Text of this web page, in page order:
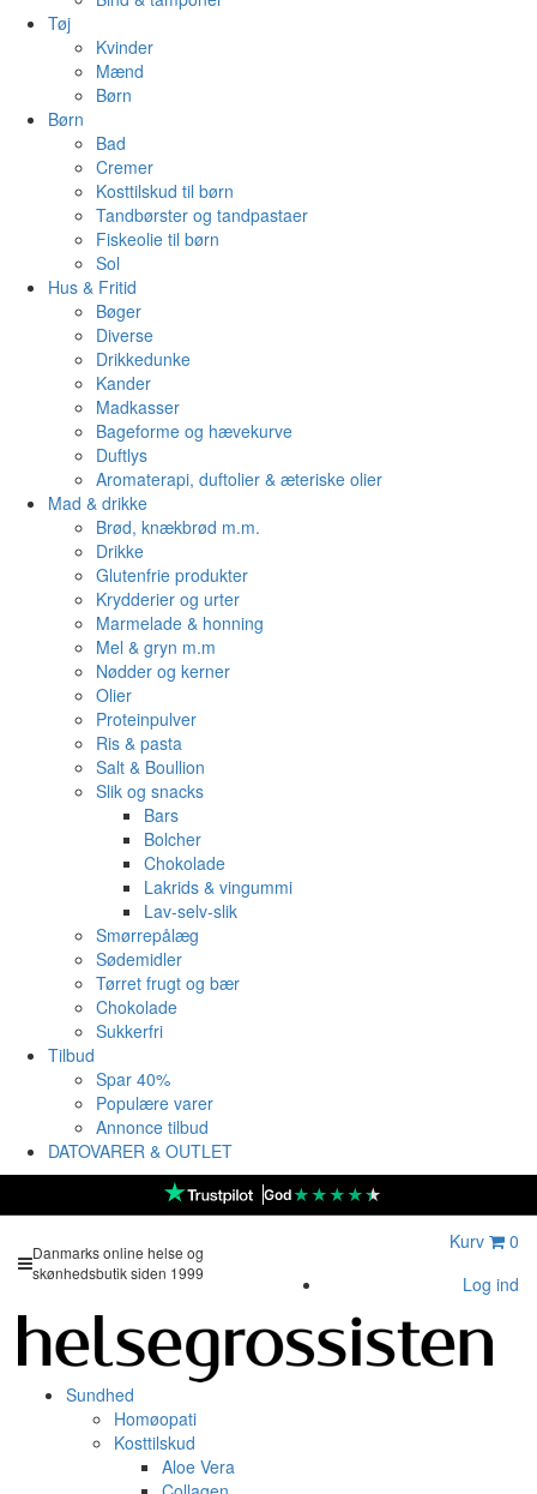
Tøj
Kvinder
Mænd
Børn
Børn
Bad
Cremer
Kosttilskud til børn
Tandbørster og tandpastaer
Fiskeolie til børn
Sol
Hus & Fritid
Bøger
Diverse
Drikkedunke
Kander
Madkasser
Bageforme og hævekurve
Duftlys
Aromaterapi, duftolier & æteriske olier
Mad & drikke
Brød, knækbrød m.m.
Drikke
Glutenfrie produkter
Krydderier og urter
Marmelade & honning
Mel & gryn m.m
Nødder og kerner
Olier
Proteinpulver
Ris & pasta
Salt & Boullion
Slik og snacks
Bars
Bolcher
Chokolade
Lakrids & vingummi
Lav-selv-slik
Smørrepålæg
Sødemidler
Tørret frugt og bær
Chokolade
Sukkerfri
Tilbud
Spar 40%
Populære varer
Annonce tilbud
DATOVARER & OUTLET
God★★★★★
Danmarks online helse og
skønhedsbutik siden 1999
Kurv
0
Log ind
Sundhed
Homøopati
Kosttilskud
Aloe Vera